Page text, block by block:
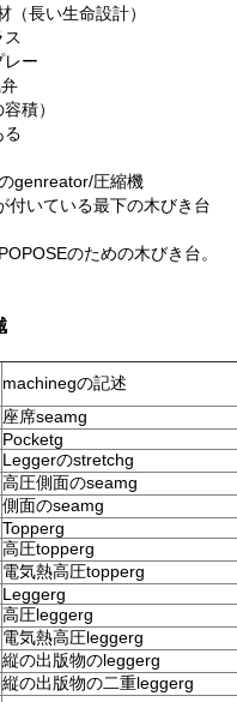
（長い生命設計）
レー
積）
る
genreator/圧縮機
付いている最下の木びき台
のための木びき台。
machinegの記述
座席seamg
Pocketg
Leggerのstretchg
高圧側面のseamg
側面のseamg
Topperg
高圧topperg
電気熱高圧topperg
Leggerg
高圧leggerg
電気熱高圧leggerg
縦の出版物のleggerg
縦の出版物の二重leggerg